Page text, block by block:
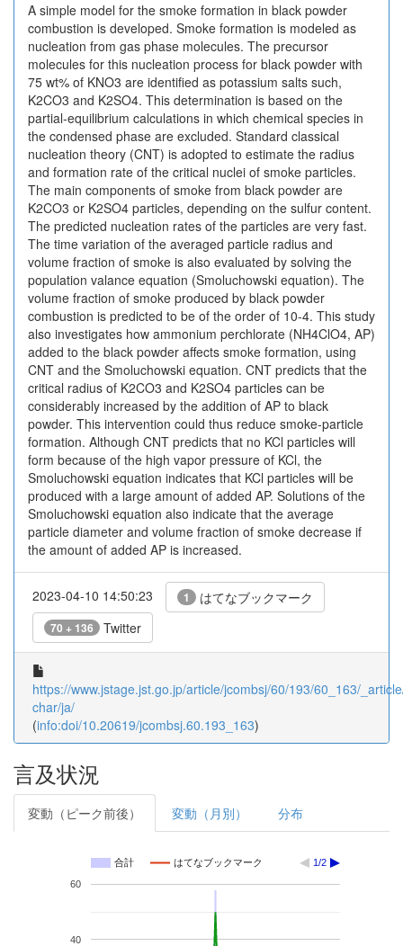
A simple model for the smoke formation in black powder
combustion is developed. Smoke formation is modeled as
nucleation from gas phase molecules. The precursor
molecules for this nucleation process for black powder with
75 wt% of KNO3 are identified as potassium salts such,
K2CO3 and K2SO4. This determination is based on the
partial-equilibrium calculations in which chemical species in
the condensed phase are excluded. Standard classical
nucleation theory (CNT) is adopted to estimate the radius
and formation rate of the critical nuclei of smoke particles.
The main components of smoke from black powder are
K2CO3 or K2SO4 particles, depending on the sulfur content.
The predicted nucleation rates of the particles are very fast.
The time variation of the averaged particle radius and
volume fraction of smoke is also evaluated by solving the
population valance equation (Smoluchowski equation). The
volume fraction of smoke produced by black powder
combustion is predicted to be of the order of 10-4. This study
also investigates how ammonium perchlorate (NH4ClO4, AP)
added to the black powder affects smoke formation, using
CNT and the Smoluchowski equation. CNT predicts that the
critical radius of K2CO3 and K2SO4 particles can be
considerably increased by the addition of AP to black
powder. This intervention could thus reduce smoke-particle
formation. Although CNT predicts that no KCl particles will
form because of the high vapor pressure of KCl, the
Smoluchowski equation indicates that KCl particles will be
produced with a large amount of added AP. Solutions of the
Smoluchowski equation also indicate that the average
particle diameter and volume fraction of smoke decrease if
the amount of added AP is increased.
2023-04-10 14:50:23 1 はてなブックマーク
70 + 136 Twitter
https://www.jstage.jst.go.jp/article/jcombsj/60/193/60_163/
char/ja/
(info:doi/10.20619/jcombsj.60.193_163)
言及状況
変動（ピーク前後） 変動（月別） 分布
合計 はてなブックマーク 1/2
40
60